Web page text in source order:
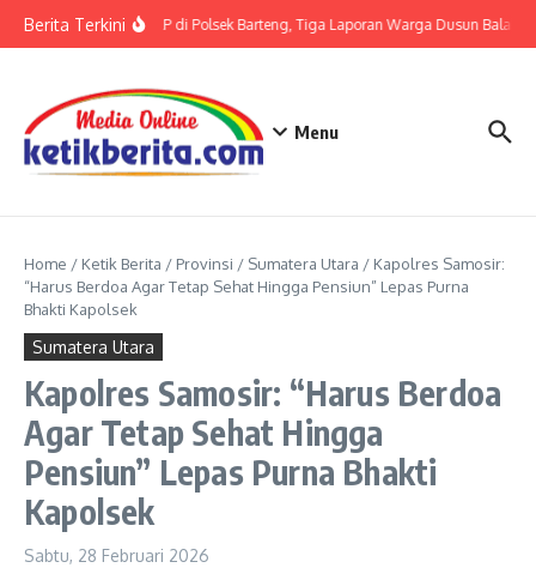
Berita TerkiniTerkait LP di Polsek Barteng, Tiga Laporan Warga Dusun Balaka
Menu
Home / Ketik Berita / Provinsi / Sumatera Utara / Kapolres Samosir:
“Harus Berdoa Agar Tetap Sehat Hingga Pensiun” Lepas Purna
Bhakti Kapolsek
Sumatera Utara
Kapolres Samosir: “Harus Berdoa
Agar Tetap Sehat Hingga
Pensiun” Lepas Purna Bhakti
Kapolsek
Sabtu, 28 Februari 2026